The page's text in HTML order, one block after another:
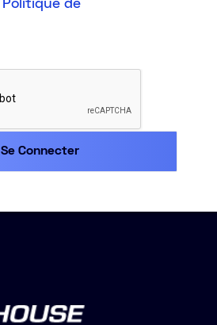
Politique de